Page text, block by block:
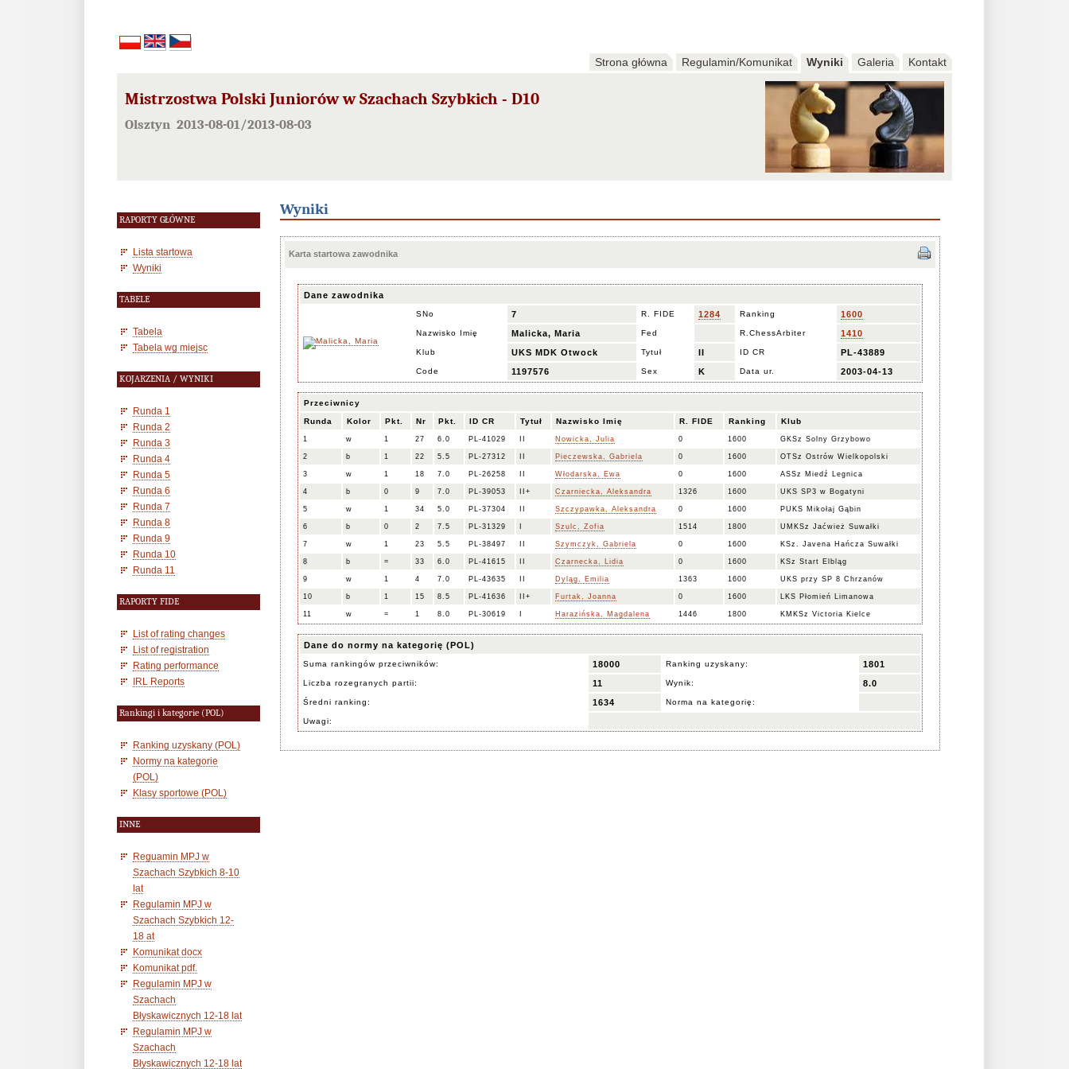
Strona główna Regulamin/Komunikat Wyniki Galeria Kontakt
Mistrzostwa Polski Juniorów w Szachach Szybkich - D10
Olsztyn 2013-08-01/2013-08-03
RAPORTY GŁÓWNE
Lista startowa
Wyniki
TABELE
Tabela
Tabela wg miejsc
KOJARZENIA / WYNIKI
Runda 1
Runda 2
Runda 3
Runda 4
Runda 5
Runda 6
Runda 7
Runda 8
Runda 9
Runda 10
Runda 11
RAPORTY FIDE
List of rating changes
List of registration
Rating performance
IRL Reports
Rankingi i kategorie (POL)
Ranking uzyskany (POL)
Normy na kategorie
(POL)
Klasy sportowe (POL)
INNE
Reguamin MPJ w
Szachach Szybkich 8-10
lat
Regulamin MPJ w
Szachach Szybkich 12-
18 at
Komunikat docx
Komunikat pdf.
Regulamin MPJ w
Szachach
Błyskawicznych 12-18 lat
Regulamin MPJ w
Szachach
Błyskawicznych 12-18 lat
Wyniki
Karta startowa zawodnika
Dane zawodnika
SNo 7 R. FIDE 1284 Ranking 1600
Nazwisko Imię Malicka, Maria Fed R.ChessArbiter 1410
Klub UKS MDK Otwock Tytuł II ID CR PL-43889
Code 1197576 Sex K Data ur. 2003-04-13
Przeciwnicy
Runda Kolor Pkt. Nr Pkt. ID CR Tytuł Nazwisko Imię R. FIDE Ranking Klub
1 w 1 27 6.0 PL-41029 Nowicka, Julia 0 1600 GKSz Solny Grzybowo
2 b 1 22 5.5 PL-27312 Pieczewska, Gabriela 0 1600 OTSz Ostrów Wielkopolski
3 w 1 18 7.0 PL-26258 Włodarska, Ewa 0 1600 ASSz Miedź Legnica
4 b 0 9 7.0 PL-39053 II+ Czarniecka, Aleksandra 1326 1600 UKS SP3 w Bogatyni
5 w 1 34 5.0 PL-37304 Szczypawka, Aleksandra 0 1600 PUKS Mikołaj Gąbin
6 b 0 2 7.5 PL-31329 Szulc, Zofia 1514 1800 UMKSz Jaćwież Suwałki
7 w 1 23 5.5 PL-38497 Szymczyk, Gabriela 0 1600 KSz. Javena Hańcza Suwałki
8 b = 33 6.0 PL-41615 Czarnecka, Lidia 0 1600 KSz Start Elbląg
9 w 1 4 7.0 PL-43635 Dyląg, Emilia 1363 1600 UKS przy SP 8 Chrzanów
10 b 1 15 8.5 PL-41636 II+ Furtak, Joanna 0 1600 LKS Płomień Limanowa
11 w = 1 8.0 PL-30619 Harazińska, Magdalena 1446 1800 KMKSz Victoria Kielce
Dane do normy na kategorię (POL)
Suma rankingów przeciwników: 18000 Ranking uzyskany: 1801
Liczba rozegranych partii: 11 Wynik: 8.0
Średni ranking: 1634 Norma na kategorię:
Uwagi: